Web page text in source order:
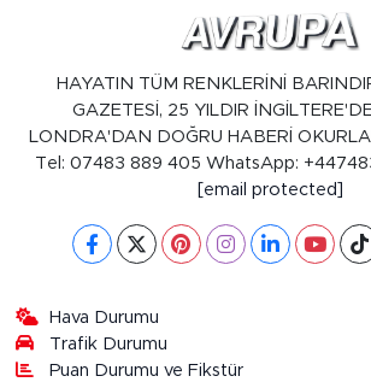
HAYATIN TÜM RENKLERİNİ
GAZETESİ, 25 YILDIR
LONDRA'DAN DOĞRU HABERİ
Tel: 07483 889 405 WhatsApp:
[email protected]
Hava Durumu
Trafik Durumu
Puan Durumu ve Fikstür